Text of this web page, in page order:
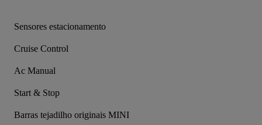
Sensores estacionamento
Cruise Control
Ac Manual
Start & Stop
Barras tejadilho originais MINI